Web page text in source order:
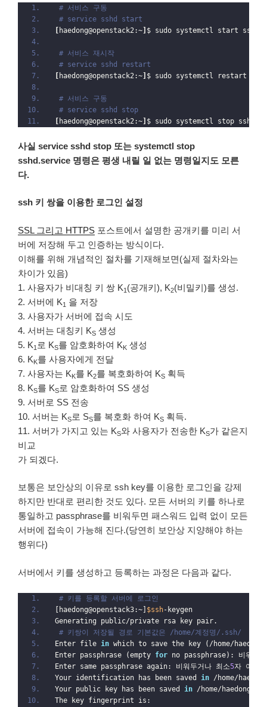
# 서비스 구동
# service sshd start
[ haedong@openstack2:~] $ sudo systemctl start sshd.
# 서비스 재시작
# service sshd restart
[ haedong@openstack2:~] $ sudo systemctl restart
# 서비스 구동
# service sshd stop
[ haedong@openstack2:~] $ sudo systemctl stop sshd.
사실 service sshd stop 또는 systemctl stop
sshd.service 명령은 평생 내릴 일 없는 명령일지도 모른
다.
ssh 키 쌍을 이용한 로그인 설정
SSL 그리고 HTTPS 포스트에서 설명한 공개키를 미리 서
버에 저장해 두고 인증하는 방식이다.
이해를 위해 개념적인 절차를 기재해보면(실제 절차와는
차이가 있음)
1. 사용자가 비대칭 키 쌍 K1 (공개키), K2(비밀키)를 생성.
2. 서버에 K1 을 저장
3. 사용자가 서버에 접속 시도
4. 서버는 대칭키 KS 생성
5. K1 로 KS를 암호화하여 KK 생성
6. KK를 사용자에게 전달
7. 사용자는 KK를 K2를 복호화하여 KS 획득
8. KS를 KS로 암호화하여 SS 생성
9. 서버로 SS 전송
10. 서버는 KS로 SS를 복호화 하여 KS 획득.
11. 서버가 가지고 있는 KS와 사용자가 전송한 KS가 같은지
비교
가 되겠다.
보통은 보안상의 이유로 ssh key를 이용한 로그인을 강제
하지만 반대로 편리한 것도 있다. 모든 서버의 키를 하나로
통일하고 passphrase를 비워두면 패스워드 입력 없이 모든
서버에 접속이 가능해 진다.(당연히 보안상 지양해야 하는
행위다)
서버에서 키를 생성하고 등록하는 과정은 다음과 같다.
# 키를 등록할 서버에 로그인
[haedong@openstack3:~] $ssh-keygen
Generating public/private rsa key pair.
# 키쌍이 저장될 경로 기본값은 /home/계정명/.ssh/
Enter file in which to save the key (/home/
Enter passphrase (empty for no passphrase): 비워두
Enter same passphrase again: 비워두거나 최소5자 이상
Your identification has been saved in /home/
Your public key has been saved in /home/haedong/
The key fingerprint is: